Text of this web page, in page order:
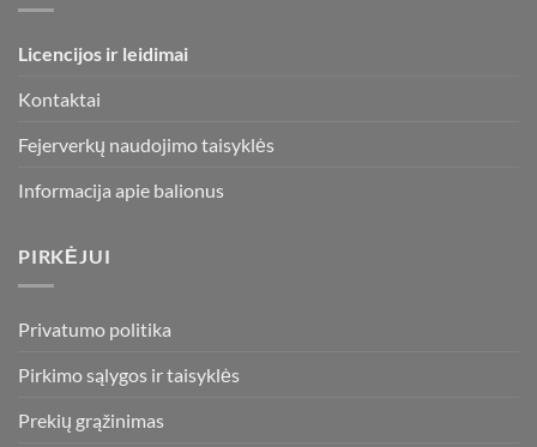
Licencijos ir leidimai
Kontaktai
Fejerverkų naudojimo taisyklės
Informacija apie balionus
PIRKĖJUI
Privatumo politika
Pirkimo sąlygos ir taisyklės
Prekių grąžinimas